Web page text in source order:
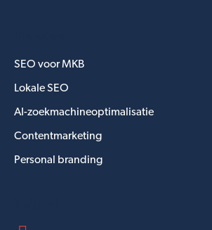
SEO voor MKB
Lokale SEO
AI-zoekmachineoptimalisatie
Contentmarketing
Personal branding